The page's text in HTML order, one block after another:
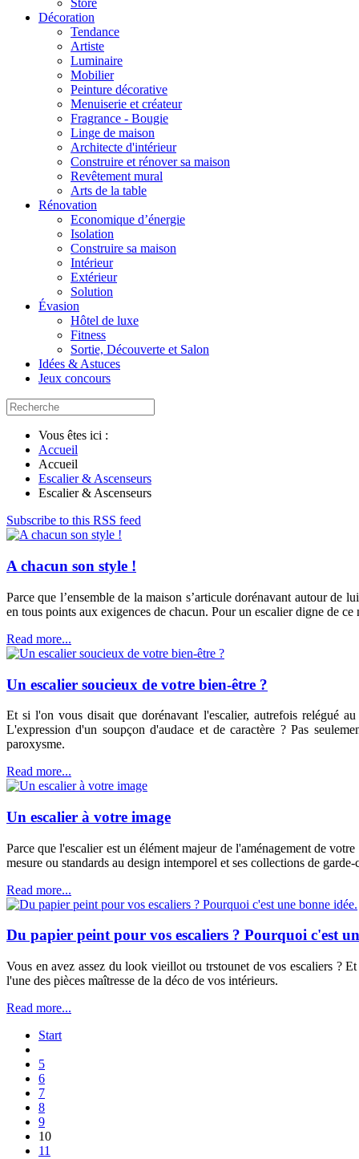
Store
Décoration
Tendance
Artiste
Luminaire
Mobilier
Peinture décorative
Menuiserie et créateur
Fragrance - Bougie
Linge de maison
Architecte d'intérieur
Construire et rénover sa maison
Revêtement mural
Arts de la table
Rénovation
Economique d’énergie
Isolation
Construire sa maison
Intérieur
Extérieur
Solution
Évasion
Hôtel de luxe
Fitness
Sortie, Découverte et Salon
Idées & Astuces
Jeux concours
Vous êtes ici :
Accueil
Accueil
Escalier & Ascenseurs
Escalier & Ascenseurs
Subscribe to this RSS feed
A chacun son style !
Parce que l’ensemble de la maison s’articule dorénavant autour de
en tous points aux exigences de chacun. Pour un escalier digne de
Read more...
Un escalier soucieux de votre bien-être ?
Et si l'on vous disait que dorénavant l'escalier, autrefois relégué
L'expression d'un soupçon d'audace et de caractère ? Pas
paroxysme.
Read more...
Un escalier à votre image
Parce que l'escalier est un élément majeur de l'aménagement de
mesure ou standards au design intemporel et ses collections de
Read more...
Du papier peint pour vos escaliers ? Pourquoi c'est
Vous en avez assez du look vieillot ou trstounet de vos escaliers ?
l'une des pièces maîtresse de la déco de vos intérieurs.
Read more...
Start
5
6
7
8
9
10
11